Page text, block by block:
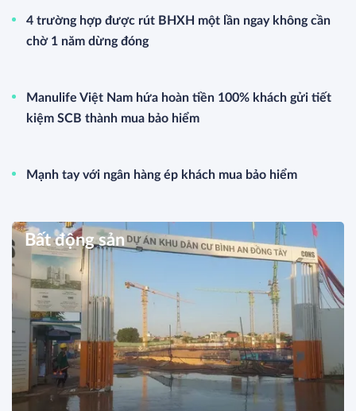
4 trường hợp được rút BHXH một lần ngay không cần
chờ 1 năm dừng đóng
Manulife Việt Nam hứa hoàn tiền 100% khách gửi tiết
kiệm SCB thành mua bảo hiểm
Mạnh tay với ngân hàng ép khách mua bảo hiểm
Bất động sản